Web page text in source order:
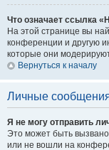
Что означает ссылка
На этой странице вы
конференции и другую
которые они
Вернуться к началу
Личные
Я не могу отправить
Это может быть
или не вошли на